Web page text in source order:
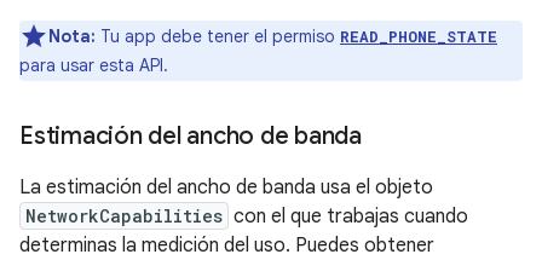
Nota: Tu app debe tener el permiso READ_PHONE_STATE
para usar esta API.
Estimación del ancho de banda
La estimación del ancho de banda usa el objeto
NetworkCapabilities con el que trabajas cuando
determinas la medición del uso. Puedes obtener